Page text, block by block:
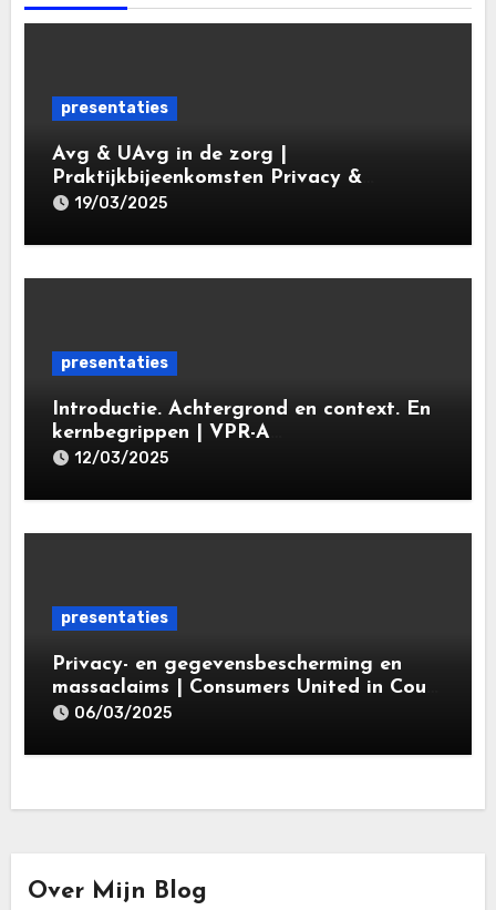
presentaties
Avg & UAvg in de zorg |
Praktijkbijeenkomsten Privacy &
Gegevensbescherming in de Zorg 2025 |
19/03/2025
presentaties
Introductie. Achtergrond en context. En
kernbegrippen | VPR-A
specialisatieopleiding Privacy- en
Leiden Law Academy 18 maart 2025
12/03/2025
presentaties
Privacy- en gegevensbescherming en
massaclaims | Consumers United in Court
(‘CUIC’) | Volkshotel A’dam 6 maart
06/03/2025
Over Mijn Blog